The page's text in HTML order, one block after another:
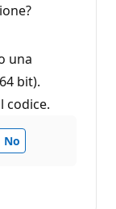
una
bit).
codice.
No